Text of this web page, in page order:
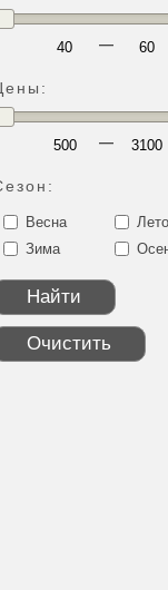
—
—
Весна
Зима
Лето
Найти
Очистить